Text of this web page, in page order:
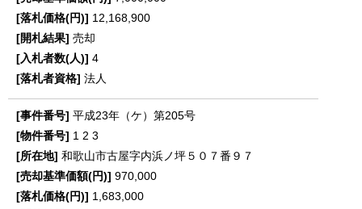
12,168,900
売却
4
法人
平成23年（ケ）第205号
1 2 3
和歌山市古屋字内浜ノ坪５０７番９７
970,000
1,683,000